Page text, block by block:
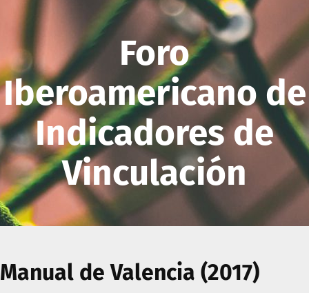
Foro
Iberoamericano de
Indicadores de
Vinculación
Manual de Valencia (2017)